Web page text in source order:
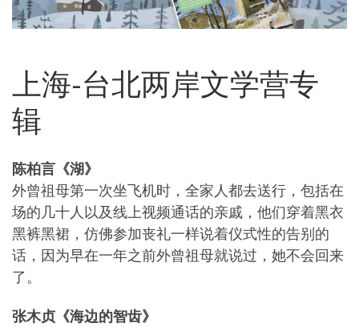
上海-台北两岸文学营专
辑
陈柏言《湖》
外曾祖母第一次坐飞机时，全家人都去送行，包括在
场的几十人以及线上视频通话的亲戚，他们穿着黑衣
黑裤黑裙，仿佛参加丧礼一样说着仪式性的告别的
话，因为早在一年之前外曾祖母就说过，她不会回来
了。
张木贞《海边的智齿》